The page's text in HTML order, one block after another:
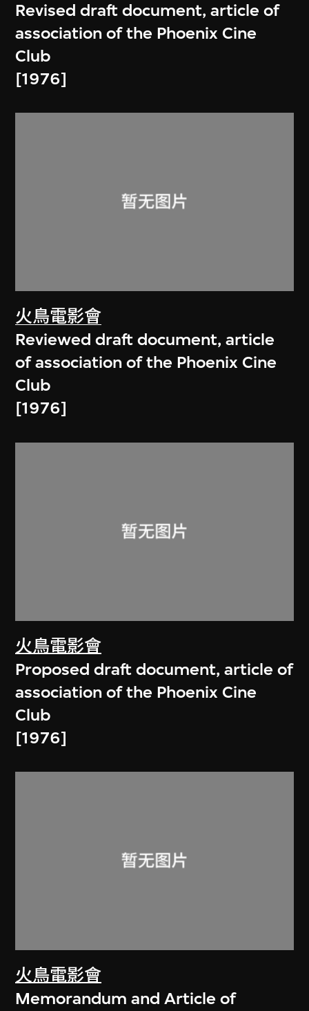
Revised draft document, article of
association of the Phoenix Cine
Club
[1976]
火鳥電影會
Reviewed draft document, article
of association of the Phoenix Cine
Club
[1976]
火鳥電影會
Proposed draft document, article of
association of the Phoenix Cine
Club
[1976]
火鳥電影會
Memorandum and Article of